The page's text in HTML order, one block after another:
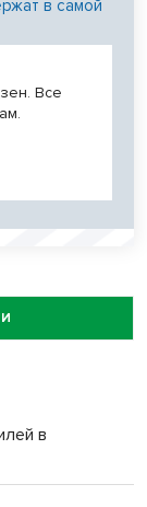
в самой
Все
в